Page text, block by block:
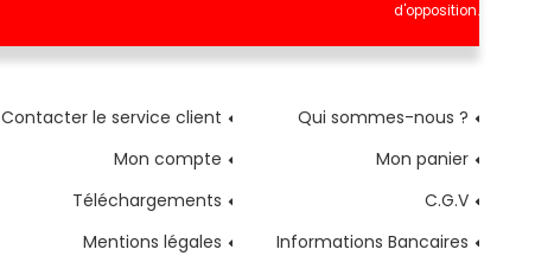
d'opposition.
Contacter le service client
Qui sommes-nous ?
Mon compte
Mon panier
Téléchargements
C.G.V
Mentions légales
Informations Bancaires